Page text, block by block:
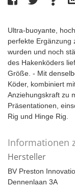
Ultra-buoyante,
perfekte Ergänzung
wurden und noch
des Hakenköders
Größe. - Mit
Köder, kombiniert
Anziehungskraft zu
Präsentationen,
Rig und Hinge Rig.
Informationen
Hersteller
BV Preston
Dennenlaan 3A